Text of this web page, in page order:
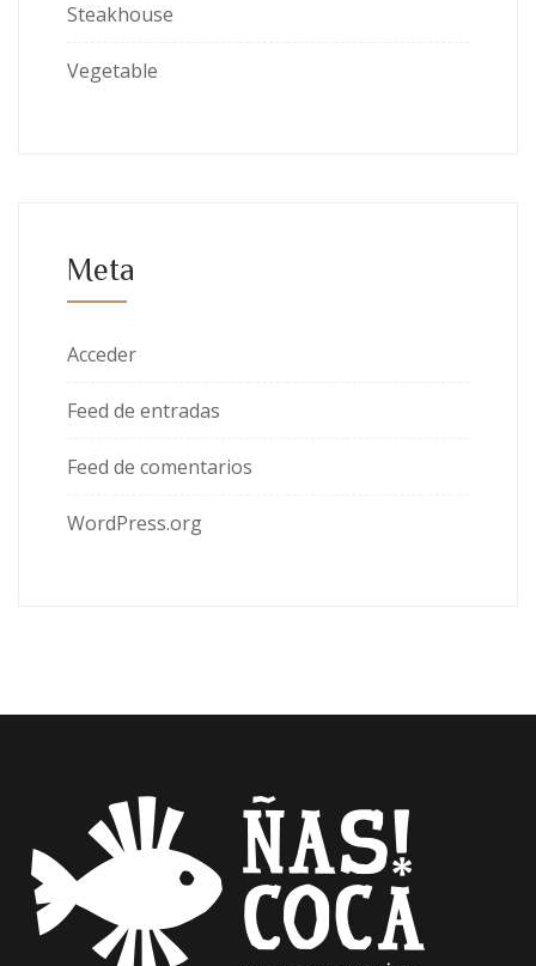
Steakhouse
Vegetable
Meta
Acceder
Feed de entradas
Feed de comentarios
WordPress.org